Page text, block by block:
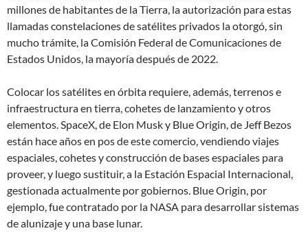
millones de habitantes de la Tierra, la autorización para estas
llamadasconstelacionesde satélites privados la otorgó, sin
mucho trámite, la Comisión Federal de Comunicaciones de
Estados Unidos, la mayoría después de 2022.
Colocar los satélites en órbita requiere, además, terrenos e
infraestructura en tierra, cohetes de lanzamiento y otros
elementos. SpaceX, de Elon Musk y Blue Origin, de Jeff Bezos
están hace años en pos de este comercio, vendiendo viajes
espaciales, cohetes y construcción de bases espaciales para
proveer, y luego sustituir, a la Estación Espacial Internacional,
gestionada actualmente por gobiernos. Blue Origin, por
ejemplo, fue contratado por la NASA para desarrollar sistemas
de alunizaje y una base lunar.